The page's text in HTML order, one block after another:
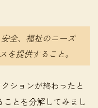
全、福祉のニーズ
を提供すること。
ションが終わったと
とを分解してみまし